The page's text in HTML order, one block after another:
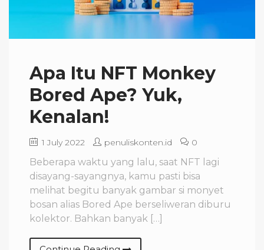
Apa Itu NFT Monkey
Bored Ape? Yuk,
Kenalan!
1 July 2022 penuliskonten.id 0
Beberapa waktu yang lalu, saat NFT lagi
disayang-sayangnya, kamu pasti bisa
melihat begitu banyak gambar si monyet
bosan alias Bored Ape berseliweran diburu
kolektor. Bahkan banyak […]